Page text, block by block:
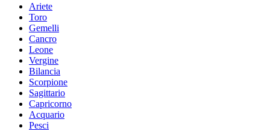
Ariete
Toro
Gemelli
Cancro
Leone
Vergine
Bilancia
Scorpione
Sagittario
Capricorno
Acquario
Pesci